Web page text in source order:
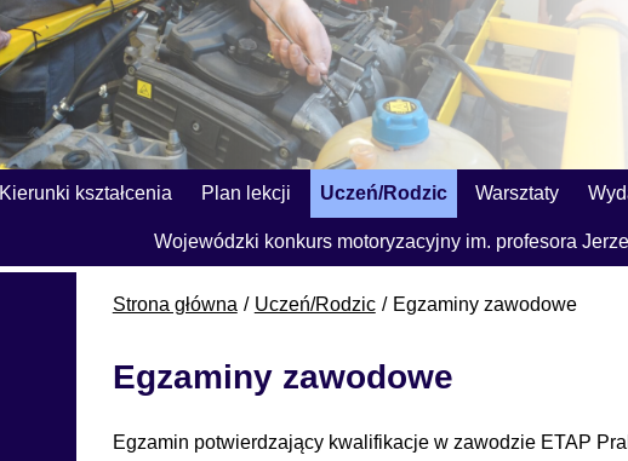
Kierunki kształcenia Plan lekcji Uczeń/Rodzic Warsztaty
Wojewódzki konkurs motoryzacyjny im. profesora
Strona główna Uczeń/Rodzic Egzaminy zawodowe
Egzaminy zawodowe
Egzamin potwierdzający kwalifikacje w zawodzie ETAP